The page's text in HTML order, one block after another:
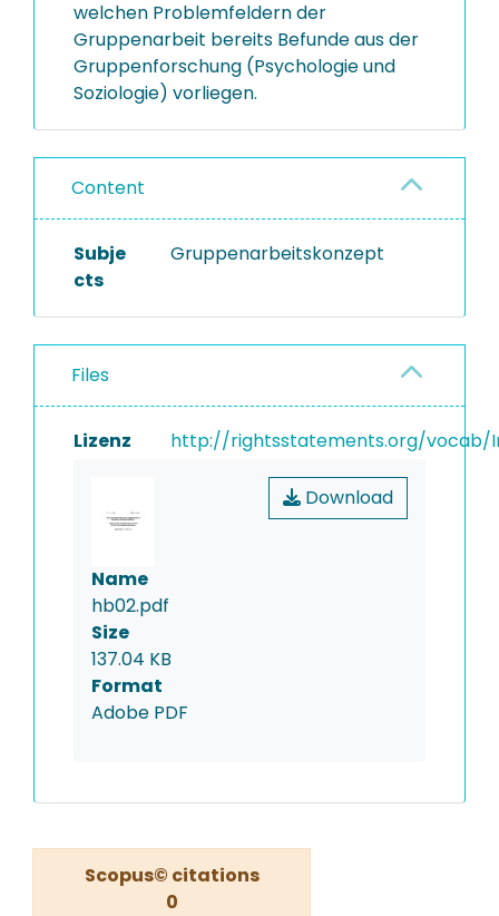
welchen Problemfeldern der
Gruppenarbeit bereits Befunde aus der
Gruppenforschung (Psychologie und
Soziologie) vorliegen.
Content
Subje
cts
Gruppenarbeitskonzept
Files
Lizenz http://rightsstatements.org/vocab/
Download
Name
hb02.pdf
Size
137.04 KB
Format
Adobe PDF
Scopus© citations
0